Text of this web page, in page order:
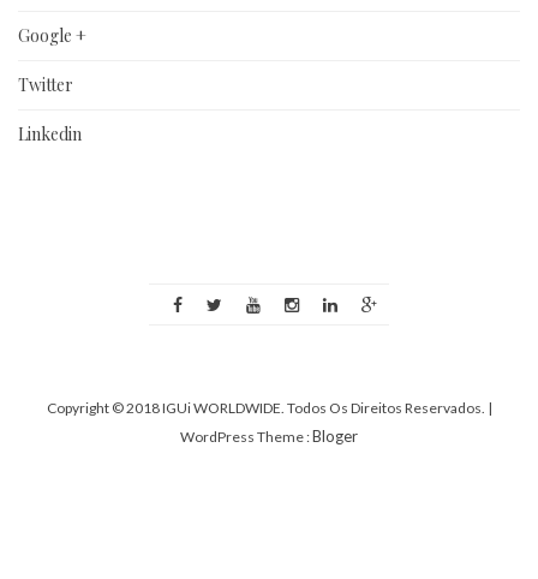
Google +
Twitter
Linkedin
Copyright © 2018 IGUi WORLDWIDE. Todos Os Direitos Reservados. |
WordPress Theme :Bloger